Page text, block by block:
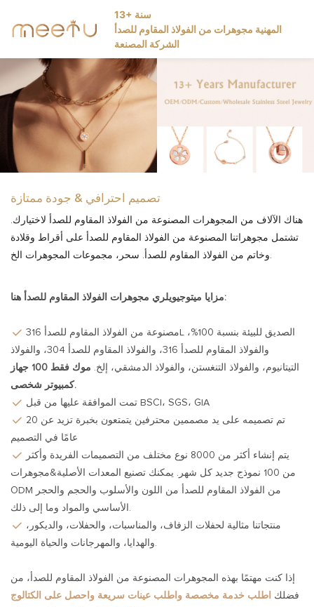
13+ سنة
المهنية مجوهرات من الفولاذ المقاوم للصدأ
الشركة المصنعة
تصميم احترافي & جودة ممتازة
هناك الآلاف من المجوهرات المصنوعة من الفولاذ المقاوم للصدأ لاختيارك.
تشتمل مجوهراتنا المصنوعة من الفولاذ المقاوم للصدأ على أقراط وقلادة
مزايا ميتوجيويلريمجوهرات الفولاذ المقاوم للصدأ هنا:
والفولاذ المقاوم للصدأ 316، والفولاذ المقاوم للصدأ 304، والفولاذ
التيتانيوم، والفولاذ التنغستن، والفولاذ الدمشقي، إلخ.
موك فقط 100 جهاز
كمبيوتر شخصى.
تمت الموافقة عليها من قبل BSCI، SGS، GIA
من 100 نموذج جديد كل شهر. يمكنك تصنيع المعدات الأصلية&مجوهرات
ODM من الفولاذ المقاوم للصدأ من اللون والأسلوب والحجم والحجر
إذا كنت مهتمًا بهذه المجوهرات المصنوعة من الفولاذ المقاوم للصدأ، من
فضلك
اطلب خدمة مخصصة واطلب عينات سريعة واحصل على الكتالوج